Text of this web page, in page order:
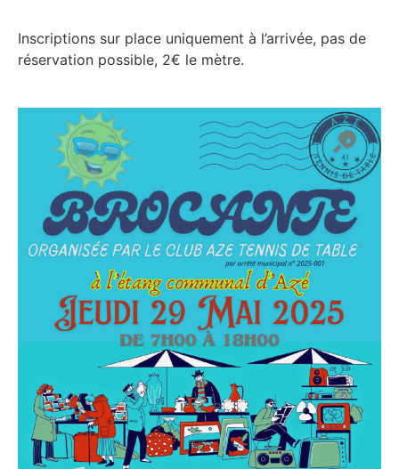
Inscriptions sur place uniquement à l’arrivée, pas de
réservation possible, 2€ le mètre.